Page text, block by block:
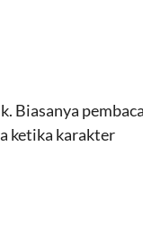
Biasanya pembaca
ketika karakter